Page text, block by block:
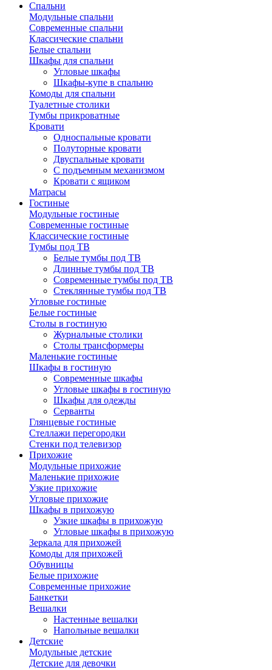
Спальни
Модульные спальни
Современные спальни
Классические спальни
Белые спальни
Шкафы для спальни
Угловые шкафы
Шкафы-купе в спальню
Комоды для спальни
Туалетные столики
Тумбы прикроватные
Кровати
Односпальные кровати
Полуторные кровати
Двуспальные кровати
С подъемным механизмом
Кровати с ящиком
Матрасы
Гостиные
Модульные гостиные
Современные гостиные
Классические гостиные
Тумбы под ТВ
Белые тумбы под ТВ
Длинные тумбы под ТВ
Современные тумбы под ТВ
Стеклянные тумбы под ТВ
Угловые гостиные
Белые гостиные
Столы в гостиную
Журнальные столики
Столы трансформеры
Маленькие гостиные
Шкафы в гостиную
Современные шкафы
Угловые шкафы в гостиную
Шкафы для одежды
Серванты
Глянцевые гостиные
Стеллажи перегородки
Стенки под телевизор
Прихожие
Модульные прихожие
Маленькие прихожие
Узкие прихожие
Угловые прихожие
Шкафы в прихожую
Узкие шкафы в прихожую
Угловые шкафы в прихожую
Зеркала для прихожей
Комоды для прихожей
Обувницы
Белые прихожие
Современные прихожие
Банкетки
Вешалки
Настенные вешалки
Напольные вешалки
Детские
Модульные детские
Детские для девочки